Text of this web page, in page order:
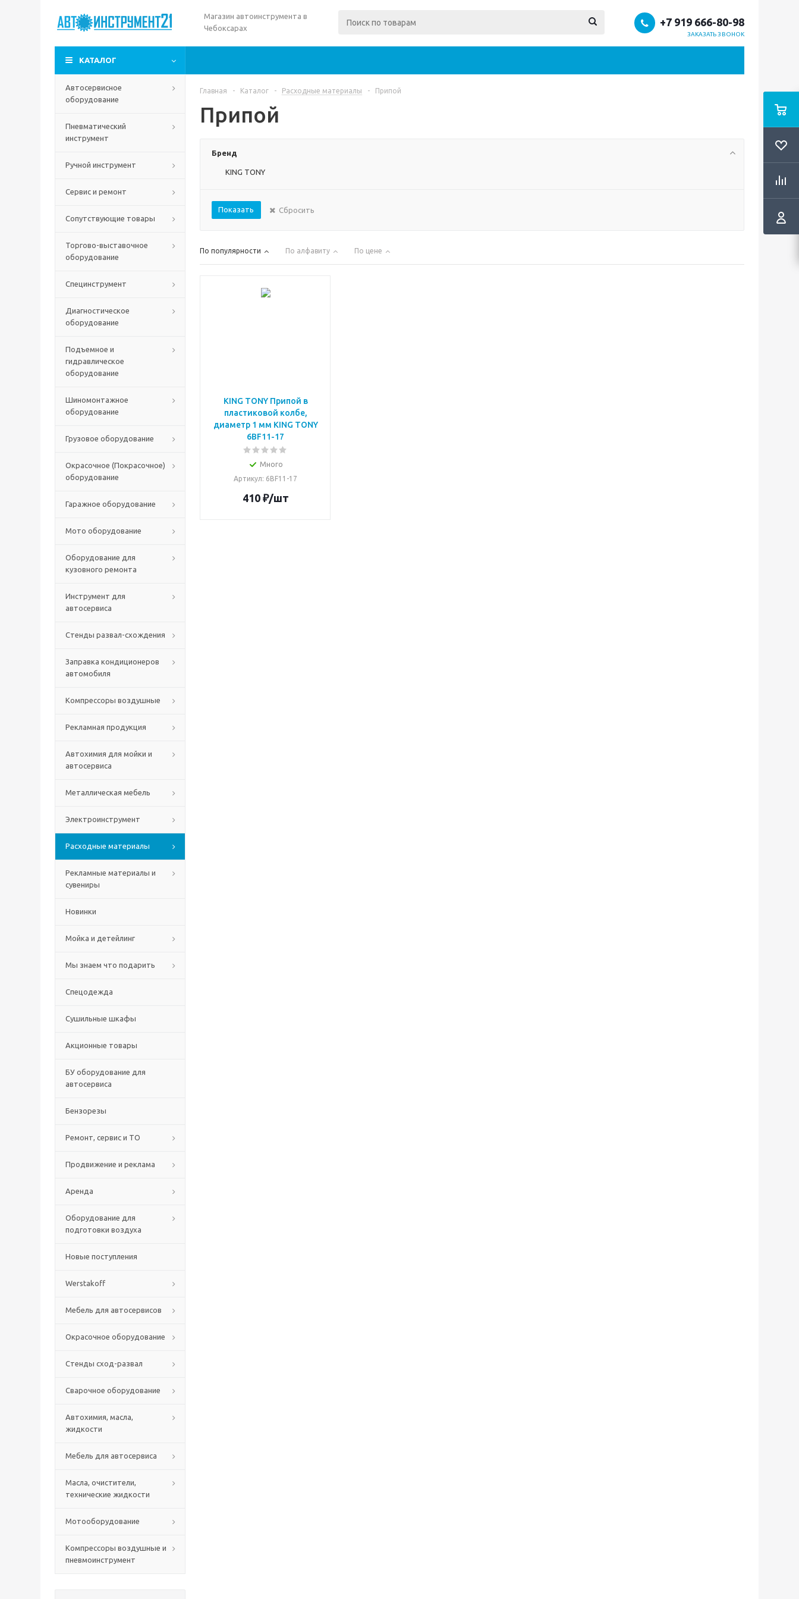
Магазин автоинструмента в
Чебоксарах
+7 919 666-80-98
ЗАКАЗАТЬ ЗВОНОК
КАТАЛОГ
Автосервисное
оборудование
Пневматический
инструмент
Ручной инструмент
Сервис и ремонт
Сопутствующие товары
Торгово-выставочное
оборудование
Специнструмент
Диагностическое
оборудование
Подъемное и
гидравлическое
оборудование
Шиномонтажное
оборудование
Грузовое оборудование
Окрасочное (Покрасочное)
оборудование
Гаражное оборудование
Мото оборудование
Оборудование для
кузовного ремонта
Инструмент для
автосервиса
Стенды развал-схождения
Заправка кондиционеров
автомобиля
Компрессоры воздушные
Рекламная продукция
Автохимия для мойки и
автосервиса
Металлическая мебель
Электроинструмент
Расходные материалы
Рекламные материалы и
сувениры
Новинки
Мойка и детейлинг
Мы знаем что подарить
Спецодежда
Сушильные шкафы
Акционные товары
БУ оборудование для
автосервиса
Бензорезы
Ремонт, сервис и ТО
Продвижение и реклама
Аренда
Оборудование для
подготовки воздуха
Новые поступления
Werstakoff
Мебель для автосервисов
Окрасочное оборудование
Стенды сход-развал
Сварочное оборудование
Автохимия, масла,
жидкости
Мебель для автосервиса
Масла, очистители,
технические жидкости
Мотооборудование
Компрессоры воздушные и
пневмоинструмент
Главная - Каталог - Расходные материалы - Припой
Припой
Бренд
KING TONY
Показать Сбросить
По популярности По алфавиту По цене
KING TONY Припой в
пластиковой колбе,
диаметр 1 мм KING TONY
6BF11-17
Много
Артикул: 6BF11-17
410₽/шт